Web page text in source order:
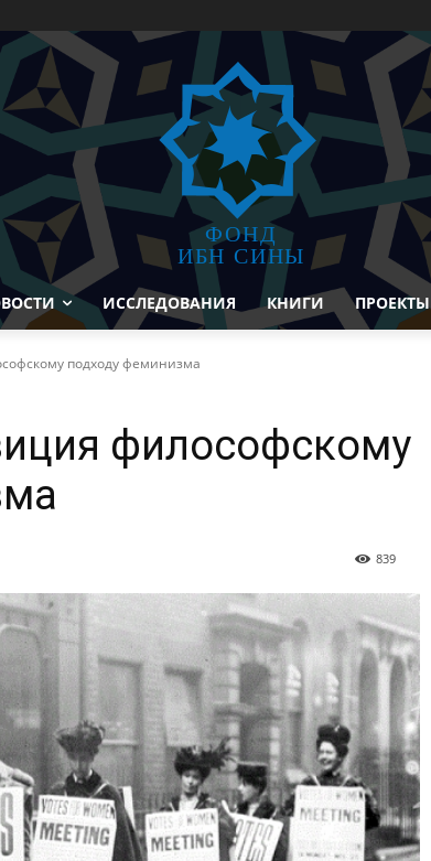
ФОНД
ИБН СИНЫ
ИССЛЕДОВАНИЯ КНИГИ ПРОЕКТЫ
подходу феминизма
философскому
839